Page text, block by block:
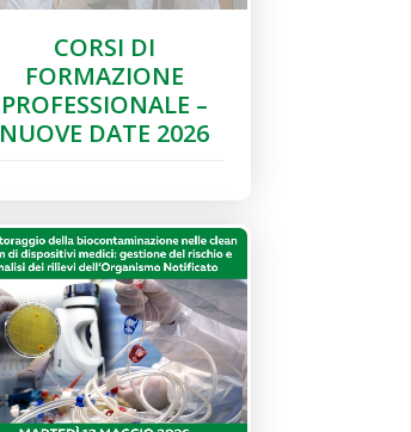
CORSI DI
FORMAZIONE
PROFESSIONALE –
NUOVE DATE 2026